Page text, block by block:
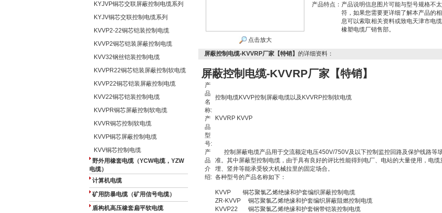
KYJVP铜芯交联屏蔽控制电缆系列
KYJV铜芯交联控制电缆系列
KVVP2-22铜芯铠装控制电缆
KVVP2铜芯铠装屏蔽控制电缆
KVV32钢丝铠装控制电缆
KVVPR22铜芯铠装屏蔽控制软电缆
KVVP22铜芯铠装屏蔽控制电缆
KVV22铜芯铠装控制电缆
KVVPR铜芯屏蔽控制软电缆
KVVR铜芯控制软电缆
KVVP铜芯屏蔽控制电缆
KVV铜芯控制电缆
野外用橡套电缆（YCW电缆，YZW
电缆）
计算机电缆
矿用防暴电缆（矿用信号电缆）
盾构机高压橡套扁平软电缆
点击放大
产品特点： 产品说明信息图片可能与型号规格不
符，如果您需要更详细了解本产品的
息可以索取相关资料或致电天津市电
橡塑电缆厂销售部。
屏蔽控制电缆-KVVRP厂家【特销】 的详细资料：
屏蔽控制电缆-KVVRP厂家【特销】
产
品
名
称:
控制电缆KVVP控制屏蔽电缆以及KVVRP控制软电缆
产
品
型
号:
KVVRP KVVP
产
品
介
绍:
控制屏蔽电缆产品用于交流额定电压450V/750V及以下控制监控回路及保护线路等
准。其中屏蔽型控制电缆，由于具有良好的评比性能得到电厂、电站的大量使用，电
埋、竖井等能承受较大机械拉里的固定场合。
各种型号的产品名称如下：
KVVP 铜芯聚氯乙烯绝缘和护套编织屏蔽控制电缆
ZR-KVVP 铜芯聚氯乙烯绝缘和护套编织屏蔽阻燃控制电缆
KVVP22 铜芯聚氯乙烯绝缘和护套钢带铠装控制电缆